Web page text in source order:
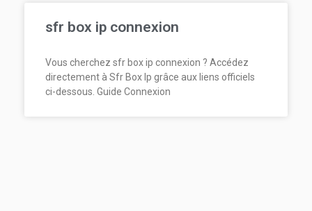
sfr box ip connexion
Vous cherchez sfr box ip connexion ? Accédez
directement à Sfr Box Ip grâce aux liens officiels
ci-dessous. Guide Connexion